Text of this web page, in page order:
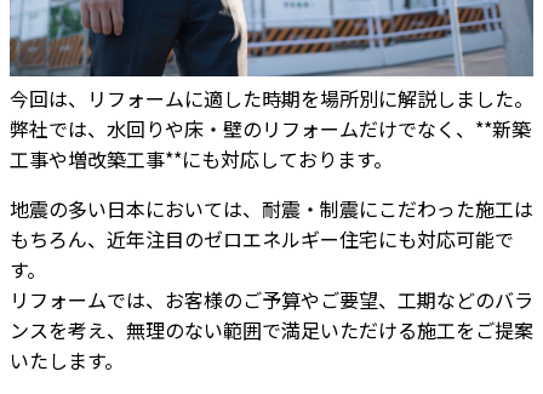
今回は、リフォームに適した時期を場所別に解説しました。
弊社では、水回りや床・壁のリフォームだけでなく、**新築
工事や増改築工事**にも対応しております。
地震の多い日本においては、耐震・制震にこだわった施工は
もちろん、近年注目のゼロエネルギー住宅にも対応可能で
す。
リフォームでは、お客様のご予算やご要望、工期などのバラ
ンスを考え、無理のない範囲で満足いただける施工をご提案
いたします。